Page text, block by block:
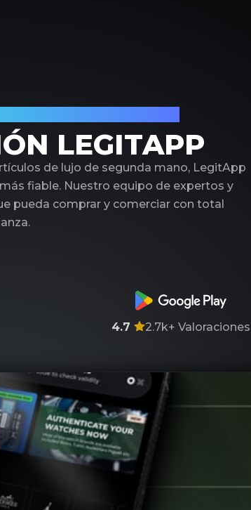
LEGITAPP
de lujo de segunda mano, LegitApp
fiable. Nuestro equipo de expertos y
pueda comprar y comerciar con total
4.7 2.7k+ Valoraciones